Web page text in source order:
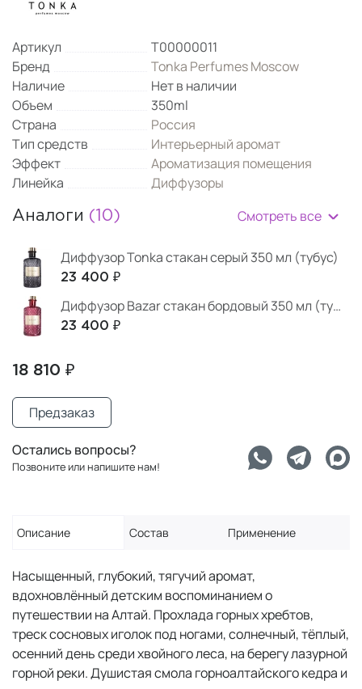
Артикул
Т00000011
Бренд
Tonka Perfumes Moscow
Наличие
Нет в наличии
Объем
350ml
Страна
Россия
Тип средств
Интерьерный аромат
Эффект
Ароматизация помещения
Линейка
Диффузоры
Аналоги (10) Смотреть все
Диффузор Tonka стакан серый 350 мл (тубус)
23 400 ₽
Диффузор Bazar стакан бордовый 350 мл (тубус)
23 400 ₽
18 810 ₽
Предзаказ
Остались вопросы?
Позвоните или напишите нам!
Описание Состав Применение
Насыщенный, глубокий, тягучий аромат,
вдохновлённый детским воспоминанием о
путешествии на Алтай. Прохлада горных хребтов,
треск сосновых иголок под ногами, солнечный, тёплый,
осенний день среди хвойного леса, на берегу лазурной
горной реки. Душистая смола горноалтайского кедра и